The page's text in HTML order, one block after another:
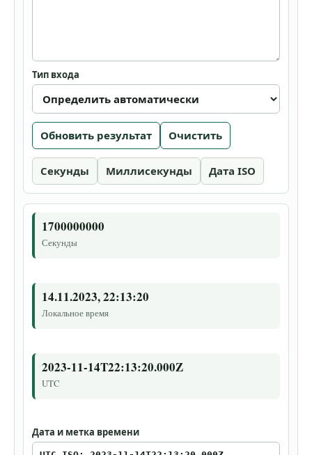
Тип входа
Обновить результат Очистить
Секунды Миллисекунды Дата ISO
1700000000
Секунды
14.11.2023, 22:13:20
Локальное время
2023-11-14T22:13:20.000Z
UTC
Дата и метка времени